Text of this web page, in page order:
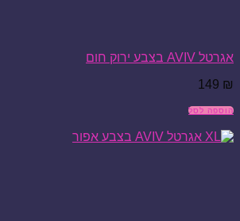
אגרטל AVIV בצבע ירוק חום
149 ₪
הוספה לסל